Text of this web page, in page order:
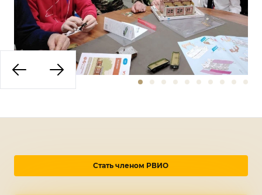
Стать членом РВИО